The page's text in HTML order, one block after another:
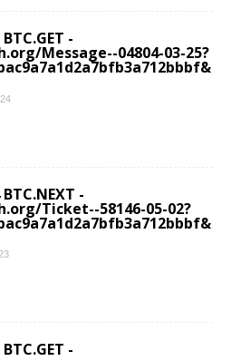
-
Message--04804-03-25?
-
Ticket--58146-05-02?
-